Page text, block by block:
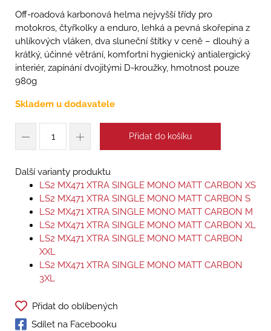
Off-roadová karbonová helma nejvyšší třídy pro
motokros, čtyřkolky a enduro, lehká a pevná skořepina z
uhlíkových vláken, dva sluneční štítky v ceně – dlouhý a
krátký, účinné větrání, komfortní hygienický antialergický
interiér, zapínání dvojitými D-kroužky, hmotnost pouze
980g
Skladem u dodavatele
Přidat do košíku
Další varianty produktu
LS2 MX471 XTRA SINGLE MONO MATT CARBON XS
LS2 MX471 XTRA SINGLE MONO MATT CARBON S
LS2 MX471 XTRA SINGLE MONO MATT CARBON M
LS2 MX471 XTRA SINGLE MONO MATT CARBON XL
LS2 MX471 XTRA SINGLE MONO MATT CARBON
XXL
LS2 MX471 XTRA SINGLE MONO MATT CARBON
3XL
Přidat do oblíbených
Sdílet na Facebooku